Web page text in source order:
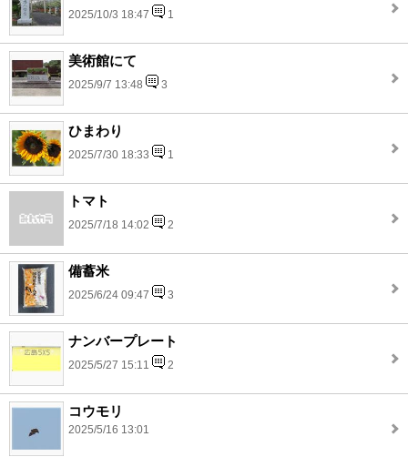
2025/10/3 18:47 1
美術館にて
2025/9/7 13:48 3
ひまわり
2025/7/30 18:33 1
トマト
2025/7/18 14:02 2
備蓄米
2025/6/24 09:47 3
ナンバープレート
2025/5/27 15:11 2
コウモリ
2025/5/16 13:01